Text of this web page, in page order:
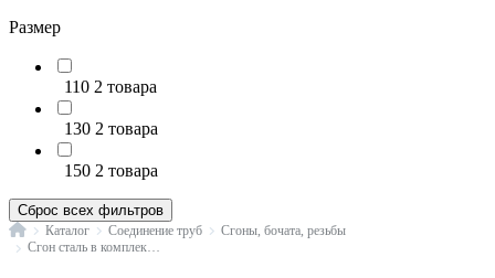
Размер
110 2 товара
130 2 товара
150 2 товара
Сброс всех фильтров
ГлавнаяКаталог Соединение труб
Сгоны, бочата, резьбы
Сгон сталь в комплекте ГОСТ 8969-75 КАЗ